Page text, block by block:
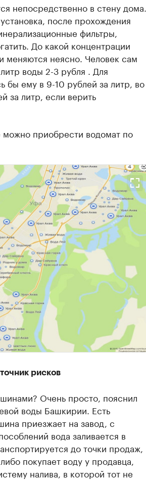
непосредственно в стену дома.
после прохождения
фильтры,
До какой концентрации
меняются неясно. Человек сам
воды 2-3 рубля . Для
бы ему в 9-10 рублей за литр, во
за литр, если верить
можно приобрести водомат по
рисков
Очень просто, пояснил
воды Башкирии. Есть
приезжает на завод, с
вода заливается в
до точки продаж,
покупает воду у продавца,
налива, в которой тот не